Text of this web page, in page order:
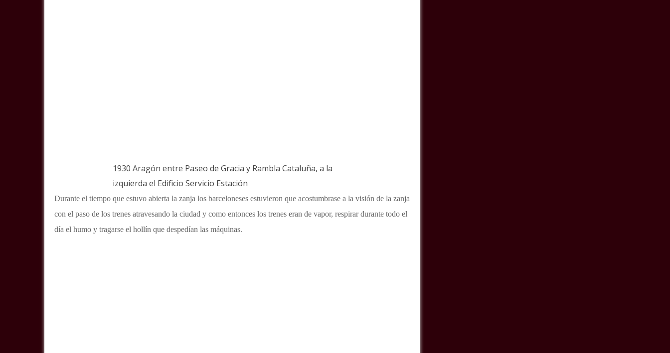
1930 Aragón entre Paseo de Gracia y Rambla Cataluña, a la
izquierda el Edificio Servicio Estación
Durante el tiempo que estuvo abierta la zanja los barceloneses estuvieron que acostumbrase a la visión de la zanja
con el paso de los trenes atravesando la ciudad y como entonces los trenes eran de vapor, respirar durante todo el
día el humo y tragarse el hollín que despedían las máquinas.